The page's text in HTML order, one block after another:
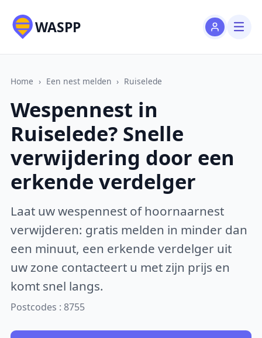
WASPP
Home › Een nest melden › Ruiselede
Wespennest in
Ruiselede? Snelle
verwijdering door een
erkende verdelger
Laat uw wespennest of hoornaarnest
verwijderen: gratis melden in minder dan
een minuut, een erkende verdelger uit
uw zone contacteert u met zijn prijs en
komt snel langs.
Postcodes : 8755